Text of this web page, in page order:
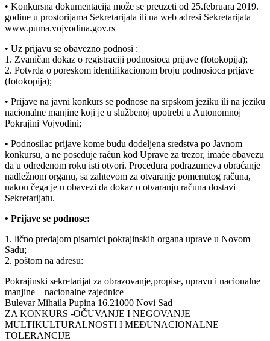
• Konkursna dokumentacija može se preuzeti od 25.februara 2019.
godine u prostorijama Sekretarijata ili na web adresi Sekretarijata
www.puma.vojvodina.gov.rs
• Uz prijavu se obavezno podnosi :
1. Zvaničan dokaz o registraciji podnosioca prijave (fotokopija);
2. Potvrda o poreskom identifikacionom broju podnosioca prijave
(fotokopija);
• Prijave na javni konkurs se podnose na srpskom jeziku ili na jeziku
nacionalne manjine koji je u službenoj upotrebi u Autonomnoj
Pokrajini Vojvodini;
• Podnosilac prijave kome budu dodeljena sredstva po Javnom
konkursu, a ne poseduje račun kod Uprave za trezor, imaće obavezu
da u određenom roku isti otvori. Procedura podrazumeva obraćanje
nadležnom organu, sa zahtevom za otvaranje pomenutog računa,
nakon čega je u obavezi da dokaz o otvaranju računa dostavi
Sekretarijatu.
• Prijave se podnose:
1. lično predajom pisarnici pokrajinskih organa uprave u Novom
Sadu;
2. poštom na adresu:
Pokrajinski sekretarijat za obrazovanje,propise, upravu i nacionalne
manjine – nacionalne zajednice
Bulevar Mihaila Pupina 16.21000 Novi Sad
ZA KONKURS -OČUVANJE I NEGOVANJE
MULTIKULTURALNOSTI I MEĐUNACIONALNE
TOLERANCIJE